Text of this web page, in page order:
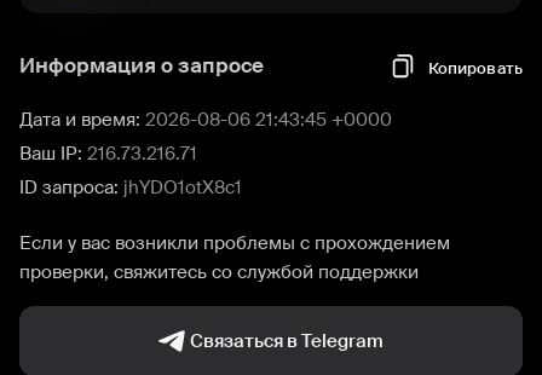
Информация о запросе Копировать
Дата и время: 2026-08-06 21:43:45 +0000
Ваш IP: 216.73.216.71
ID запроса: jhYDO1otX8c1
Если у вас возникли проблемы с прохождением
проверки, свяжитесь со службой поддержки
Связаться в Telegram